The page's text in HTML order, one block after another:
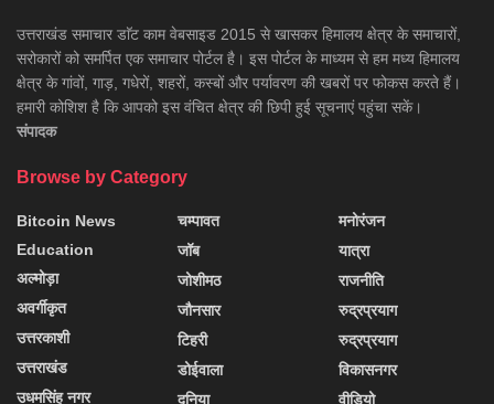
उत्तराखंड समाचार डाॅट काम वेबसाइड 2015 से खासकर हिमालय क्षेत्र के समाचारों,
सरोकारों को समर्पित एक समाचार पोर्टल है। इस पोर्टल के माध्यम से हम मध्य हिमालय
क्षेत्र के गांवों, गाड़, गधेरों, शहरों, कस्बों और पर्यावरण की खबरों पर फोकस करते हैं।
हमारी कोशिश है कि आपको इस वंचित क्षेत्र की छिपी हुई सूचनाएं पहुंचा सकें।
संपादक
Browse by Category
Bitcoin News
Education
अल्मोड़ा
अवर्गीकृत
उत्तरकाशी
उत्तराखंड
उधमसिंह नगर
चम्पावत
जॉब
जोशीमठ
जौनसार
टिहरी
डोईवाला
दुनिया
मनोरंजन
यात्रा
राजनीति
रुद्रप्रयाग
रुद्रप्रयाग
विकासनगर
वीडियो